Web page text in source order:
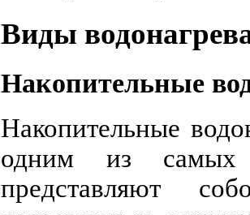
Виды
Накопительные
Накопительные
одним из самых
представляют